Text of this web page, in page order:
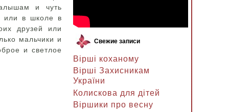
и чуть
или в школе в
друзей или
мальчики и
и светлое
Свежие записи
Вірші коханому
Вірші Захисникам
України
Колискова для дітей
Віршики про весну